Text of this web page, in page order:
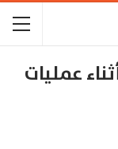
عمليات